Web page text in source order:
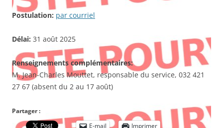
Postulation: par courriel
Délai: 31 août 2025
Renseignements complémentaires:
M. Jean-Charles Mouttet, responsable du service, 032 421
27 67 (absent du 2 au 17 août)
Partager :
E-mail
Imprimer